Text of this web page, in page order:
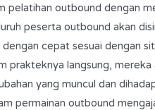
pelatihan outbound dengan
peserta outbound akan
cepat sesuai dengan
prakteknya langsung,
yang muncul dan
permainan outbound